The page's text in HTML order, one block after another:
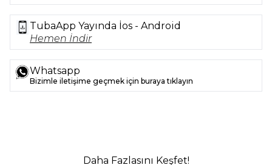
TubaApp Yayında İos - Android
Hemen İndir
Whatsapp
Bizimle iletişime geçmek için buraya tıklayın
Daha Fazlasını Keşfet!